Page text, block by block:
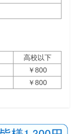
高校以下
￥800
￥800